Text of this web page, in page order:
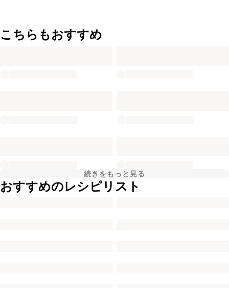
こちらもおすすめ
続きをもっと見る
おすすめのレシピリスト